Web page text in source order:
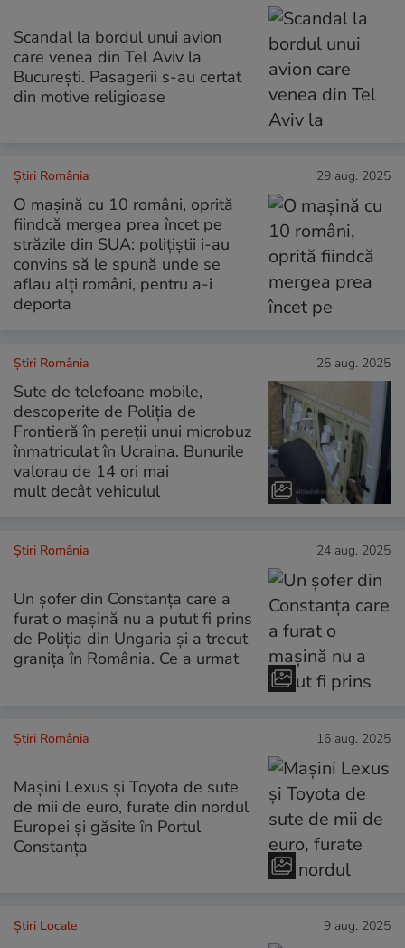
Scandal la bordul unui avion
care venea din Tel Aviv la
București. Pasagerii s-au certat
din motive religioase
Știri România 29 aug. 2025
O mașină cu 10 români, oprită
fiindcă mergea prea încet pe
străzile din SUA: polițiștii i-au
convins să le spună unde se
aflau alți români, pentru a-i
deporta
Știri România 25 aug. 2025
Sute de telefoane mobile,
descoperite de Poliția de
Frontieră în pereții unui microbuz
înmatriculat în Ucraina. Bunurile
valorau de 14 ori mai
mult decât vehiculul
Știri România 24 aug. 2025
Un șofer din Constanța care a
furat o mașină nu a putut fi prins
de Poliția din Ungaria și a trecut
granița în România. Ce a urmat
Știri România 16 aug. 2025
Mașini Lexus și Toyota de sute
de mii de euro, furate din nordul
Europei și găsite în Portul
Constanța
Știri Locale 9 aug. 2025